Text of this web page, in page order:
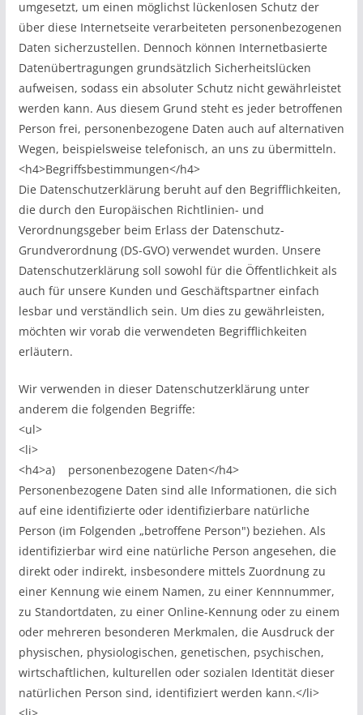
umgesetzt, um einen möglichst lückenlosen Schutz der
über diese Internetseite verarbeiteten personenbezogenen
Daten sicherzustellen. Dennoch können Internetbasierte
Datenübertragungen grundsätzlich Sicherheitslücken
aufweisen, sodass ein absoluter Schutz nicht gewährleistet
werden kann. Aus diesem Grund steht es jeder betroffenen
Person frei, personenbezogene Daten auch auf alternativen
Wegen, beispielsweise telefonisch, an uns zu übermitteln.
<h4>Begriffsbestimmungen</h4>
Die Datenschutzerklärung beruht auf den Begrifflichkeiten,
die durch den Europäischen Richtlinien- und
Verordnungsgeber beim Erlass der Datenschutz-
Grundverordnung (DS-GVO) verwendet wurden. Unsere
Datenschutzerklärung soll sowohl für die Öffentlichkeit als
auch für unsere Kunden und Geschäftspartner einfach
lesbar und verständlich sein. Um dies zu gewährleisten,
möchten wir vorab die verwendeten Begrifflichkeiten
erläutern.
Wir verwenden in dieser Datenschutzerklärung unter
anderem die folgenden Begriffe:
<ul>
<li>
<h4>a) personenbezogene Daten</h4>
Personenbezogene Daten sind alle Informationen, die sich
auf eine identifizierte oder identifizierbare natürliche
Person (im Folgenden „betroffene Person") beziehen. Als
identifizierbar wird eine natürliche Person angesehen, die
direkt oder indirekt, insbesondere mittels Zuordnung zu
einer Kennung wie einem Namen, zu einer Kennnummer,
zu Standortdaten, zu einer Online-Kennung oder zu einem
oder mehreren besonderen Merkmalen, die Ausdruck der
physischen, physiologischen, genetischen, psychischen,
wirtschaftlichen, kulturellen oder sozialen Identität dieser
natürlichen Person sind, identifiziert werden kann.</li>